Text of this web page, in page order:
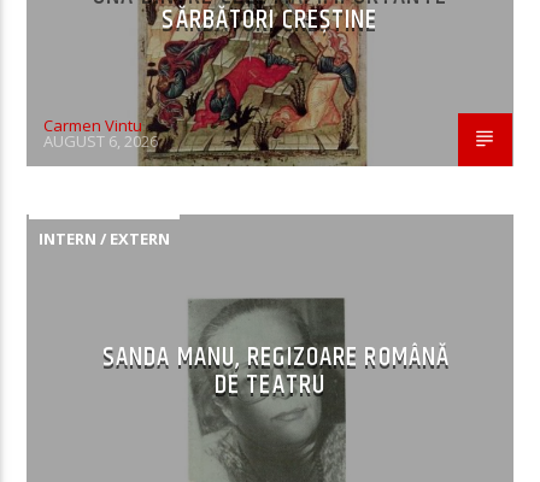
SĂRBĂTORI CREȘTINE
Carmen Vintu
AUGUST 6, 2026
INTERN / EXTERN
SANDA MANU, REGIZOARE ROMÂNĂ
DE TEATRU